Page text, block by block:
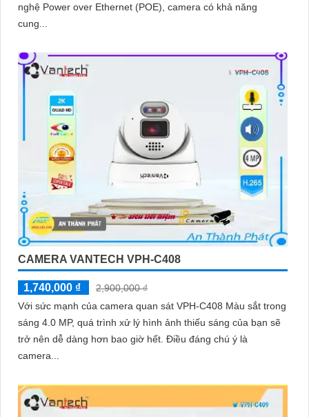
nghệ Power over Ethernet (POE), camera có khả năng
cung...
CAMERA VANTECH VPH-C408
1,740,000 ₫
2,900,000 ₫
Với sức mạnh của camera quan sát VPH-C408 Màu sắt trong
sáng 4.0 MP, quá trình xử lý hình ảnh thiếu sáng của bạn sẽ
trở nên dễ dàng hơn bao giờ hết. Điều đáng chú ý là
camera...